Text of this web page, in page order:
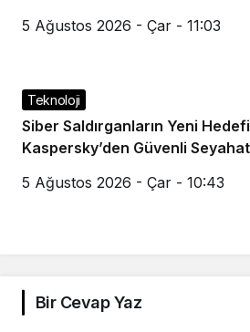
5 Ağustos 2026 - Çar - 11:03
Teknoloji
Siber Saldırganların Yeni
Kaspersky’den Güvenli
5 Ağustos 2026 - Çar - 10:43
Bir Cevap Yaz